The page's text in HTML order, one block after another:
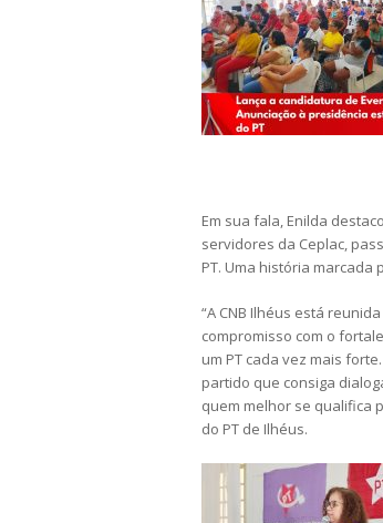
Em sua fala, Enilda
servidores da Ceplac,
PT. Uma história
“A CNB Ilhéus está
compromisso com o
um PT cada vez mais
partido que consiga
quem melhor se qualifica
do PT de Ilhéus.